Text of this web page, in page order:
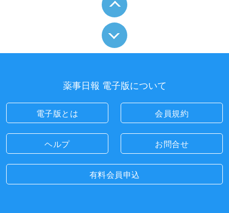
薬事日報 電子版について
電子版とは 会員規約
ヘルプ お問合せ
有料会員申込